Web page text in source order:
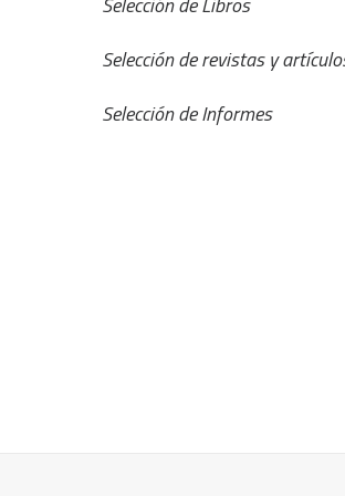
Selección de revistas y
Selección de Informes